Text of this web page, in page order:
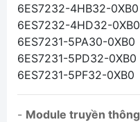
6ES7232-4HB32-0XB0
6ES7232-4HD32-0XB0
6ES7231-5PA30-0XB0
6ES7231-5PD32-0XB0
6ES7231-5PF32-0XB0
- Module truyền thông